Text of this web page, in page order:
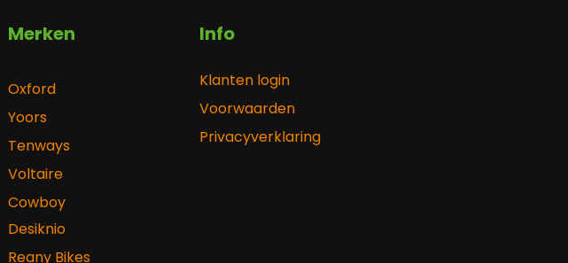
Merken
Oxford
Yoors
Tenways
Voltaire
Cowboy
Desiknio
Reany Bikes
Info
Klanten login
Voorwaarden
Privacyverklaring